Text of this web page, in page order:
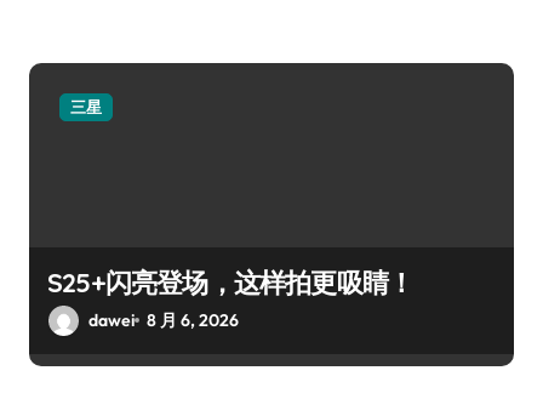
三星
S25+闪亮登场，这样拍更吸睛！
dawei 8 月 6, 2026